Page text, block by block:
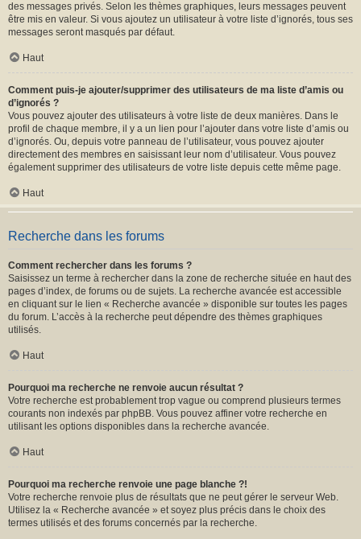
des messages privés. Selon les thèmes graphiques, leurs messages peuvent
être mis en valeur. Si vous ajoutez un utilisateur à votre liste d’ignorés, tous ses
messages seront masqués par défaut.
Haut
Comment puis-je ajouter/supprimer des utilisateurs de ma liste d’amis ou
d’ignorés ?
Vous pouvez ajouter des utilisateurs à votre liste de deux manières. Dans le
profil de chaque membre, il y a un lien pour l’ajouter dans votre liste d’amis ou
d’ignorés. Ou, depuis votre panneau de l’utilisateur, vous pouvez ajouter
directement des membres en saisissant leur nom d’utilisateur. Vous pouvez
également supprimer des utilisateurs de votre liste depuis cette même page.
Haut
Recherche dans les forums
Comment rechercher dans les forums ?
Saisissez un terme à rechercher dans la zone de recherche située en haut des
pages d’index, de forums ou de sujets. La recherche avancée est accessible
en cliquant sur le lien « Recherche avancée » disponible sur toutes les pages
du forum. L’accès à la recherche peut dépendre des thèmes graphiques
utilisés.
Haut
Pourquoi ma recherche ne renvoie aucun résultat ?
Votre recherche est probablement trop vague ou comprend plusieurs termes
courants non indexés par phpBB. Vous pouvez affiner votre recherche en
utilisant les options disponibles dans la recherche avancée.
Haut
Pourquoi ma recherche renvoie une page blanche ?!
Votre recherche renvoie plus de résultats que ne peut gérer le serveur Web.
Utilisez la « Recherche avancée » et soyez plus précis dans le choix des
termes utilisés et des forums concernés par la recherche.